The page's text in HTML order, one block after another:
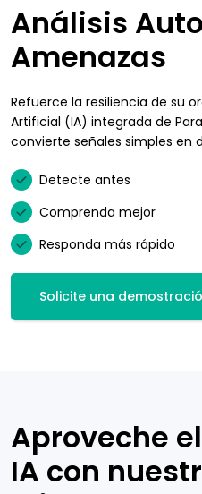
Análisis
Amenazas
Refuerce la resiliencia de su
Artificial (IA) integrada de
convierte señales simples en
Detecte antes
Comprenda mejor
Responda más rápido
Solicite una
Aproveche
IA con